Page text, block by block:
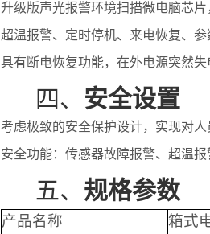
升级版声光报警环境扫描微电脑芯
超温报警、定时停机、来电恢复、参
具有断电恢复功能，在外电源突然
四、 安全设置
考虑极致的安全保护设计，实现对
安全功能：传感器故障报警、超温
五、 规格参数
产品名称
箱式